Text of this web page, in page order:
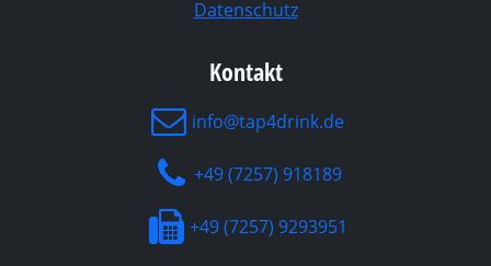
Datenschutz
Kontakt
info@tap4drink.de
+49 (7257) 918189
+49 (7257) 9293951